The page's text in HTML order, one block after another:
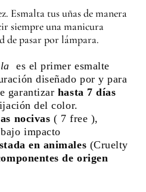
Esmalta tus uñas de manera
siempre una manicura
de pasar por lámpara.
es el primer esmalte
diseñado por y para
garantizar hasta 7 días
del color.
nocivas ( 7 free ),
impacto
en animales (Cruelty
de origen